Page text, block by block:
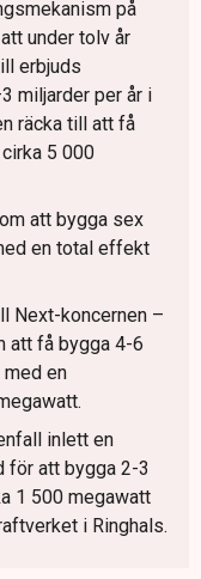
på
under tolv år
erbjuds
miljarder per år i
räcka till att få
5 000
att bygga sex
en total effekt
Next-koncernen –
att få bygga 4-6
en
inlett en
för att bygga 2-3
1 500 megawatt
i Ringhals.